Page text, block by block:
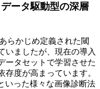
ータ駆動型の深層
らかじめ定義された閾
いましたが、現在の導入
ータセットで学習させた
度が高まっています。
いった様々な画像診断法